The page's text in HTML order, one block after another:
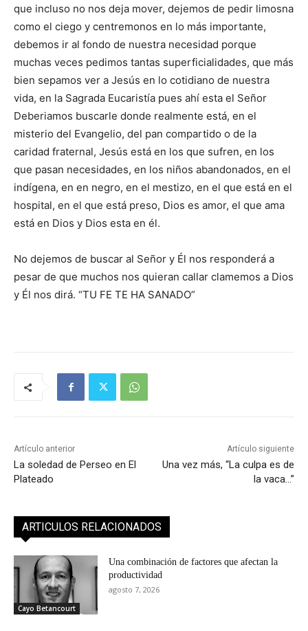
que incluso no nos deja mover, dejemos de pedir limosna
como el ciego y centremonos en lo más importante,
debemos ir al fondo de nuestra necesidad porque
muchas veces pedimos tantas superficialidades, que más
bien sepamos ver a Jesús en lo cotidiano de nuestra
vida, en la Sagrada Eucaristía pues ahí esta el Señor
Deberiamos buscarle donde realmente está, en el
misterio del Evangelio, del pan compartido o de la
caridad fraternal, Jesús está en los que sufren, en los
que pasan necesidades, en los niños abandonados, en el
indígena, en en negro, en el mestizo, en el que está en el
hospital, en el que está preso, Dios es amor, el que ama
está en Dios y Dios esta en él.
No dejemos de buscar al Señor y Él nos responderá a
pesar de que muchos nos quieran callar clamemos a Dios
y Él nos dirá. “TU FE TE HA SANADO”
Artículo anterior
La soledad de Perseo en El
Plateado
Artículo siguiente
Una vez más, “La culpa es de
la vaca…”
ARTICULOS RELACIONADOS
Cayo Betancourt
Una combinación de factores que afectan la
productividad
agosto 7, 2026